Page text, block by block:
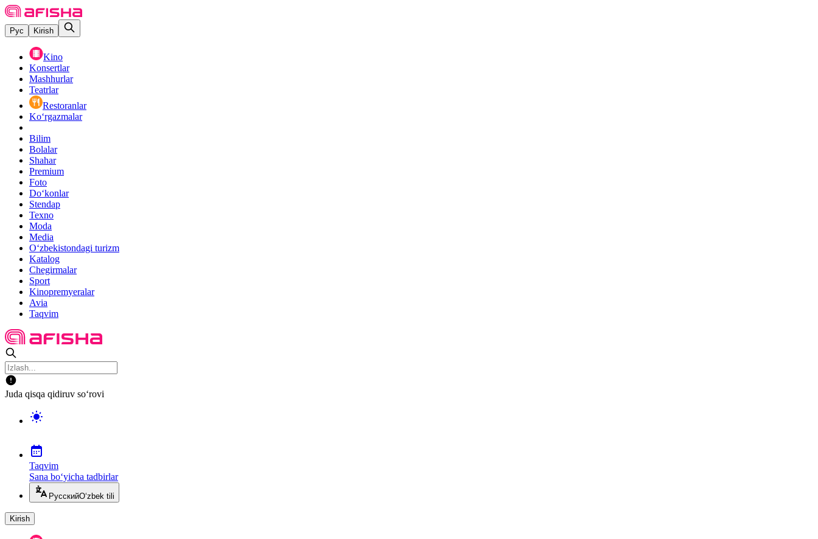
Рус Kirish
Kino
Konsertlar
Mashhurlar
Teatrlar
Restoranlar
Ko‘rgazmalar
Bilim
Bolalar
Shahar
Premium
Foto
Do‘konlar
Stendap
Texno
Moda
Media
O‘zbekistondagi turizm
Katalog
Chegirmalar
Sport
Kinopremyeralar
Avia
Taqvim
Juda qisqa qidiruv so‘rovi
Taqvim
Sana bo‘yicha tadbirlar
РусскийO‘zbek tili
Kirish